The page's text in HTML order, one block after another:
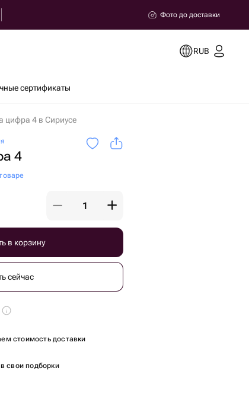
Фото до доставки
RUB
сертификаты
цифра 4 в Сириусе
4
в корзину
сейчас
стоимость доставки
свои подборки